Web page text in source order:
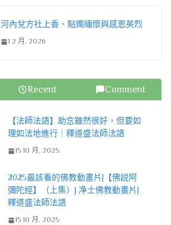
河內兌方社上香、點燭緬懷與感恩英烈
1 2 月, 2026
Recent Comment
【法師法語】助念雖然很好，但要如
理如法地進行｜釋道盛法師法語
15 10 月, 2025
2025最該看的佛教動畫片|【佛説阿
彌陀經】（上集）| 净土佛教動畫片|
釋道盛法師法語
15 10 月, 2025